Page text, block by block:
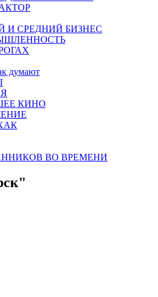
И СРЕДНИЙ БИЗНЕС
думают
КИНО
ВО ВРЕМЕНИ